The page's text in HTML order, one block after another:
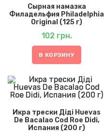
Сырная намазка
Филадельфия Philadelphia
Original (125 г)
102 грн.
В КОРЗИНУ
Икра трески Діді Huevas
De Bacalao Cod Roe Didi,
Испания (200 г)